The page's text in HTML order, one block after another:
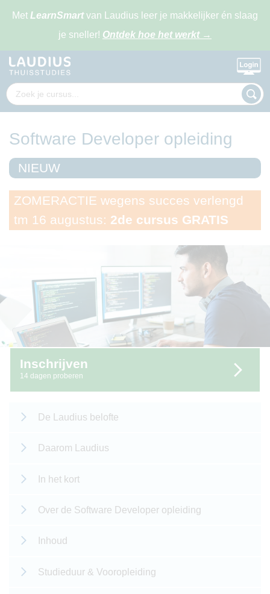
Met LearnSmartvan Laudius leer je makkelijker én slaag
je sneller! Ontdek hoe het werkt →
Software Developer opleiding
NIEUW
ZOMERACTIE wegens succes verlengd
tm 16 augustus: 2de cursus GRATIS
Inschrijven
14 dagen proberen
De Laudius belofte
Daarom Laudius
In het kort
Over de Software Developer opleiding
Inhoud
Studieduur & Vooropleiding